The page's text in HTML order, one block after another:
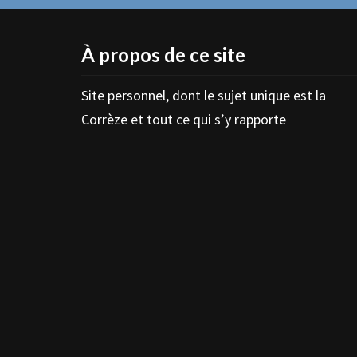
À propos de ce site
Site personnel, dont le sujet unique est la
Corrèze et tout ce qui s’y rapporte